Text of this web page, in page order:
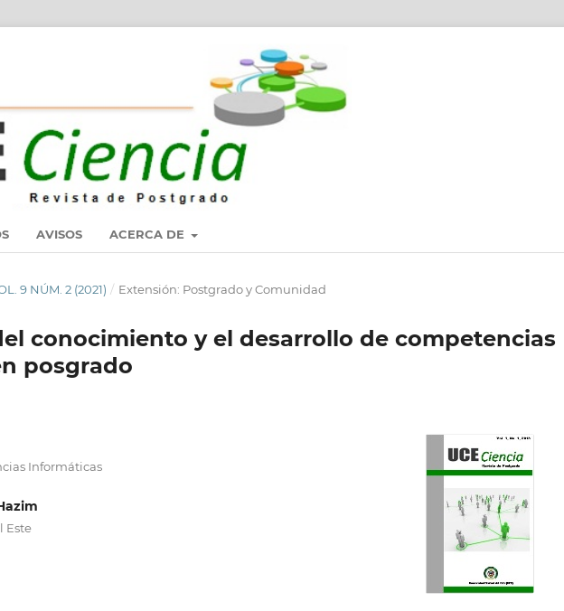
AVISOS ACERCA DE
9 NÚM. 2 (2021) / Extensión: Postgrado y Comunidad
conocimiento y el desarrollo de competencias
posgrado
Informáticas
Este